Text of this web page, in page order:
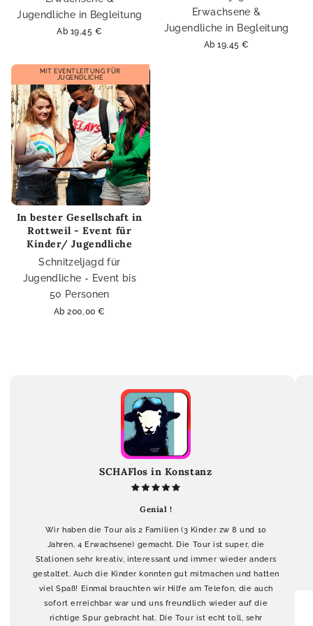
Jugendliche in Begleitung
Normaler
Ab 19,45 €
Erwachsene &
Jugendliche in Begleitung
Normaler
Ab 19,45 €
MIT EVENTLEITUNG FÜR
JUGENDLICHE
In bester Gesellschaft in
Rottweil - Event für
Kinder/ Jugendliche
Schnitzeljagd für
Jugendliche - Event bis
50 Personen
Normaler
Ab 200,00 €
SCHAFlos in Konstanz
Genial !
Wir haben die Tour als 2 Familien (3 Kinder zw 8 und 10
Jahren, 4 Erwachsene) gemacht. Die Tour ist super, die
Stationen sehr kreativ, interessant und immer wieder anders
gestaltet. Auch die Kinder konnten gut mitmachen und hatten
viel Spaß! Einmal brauchten wir Hilfe am Telefon, die auch
sofort erreichbar war und uns freundlich wieder auf die
richtige Spur gebracht hat. Die Tour ist echt toll, sehr